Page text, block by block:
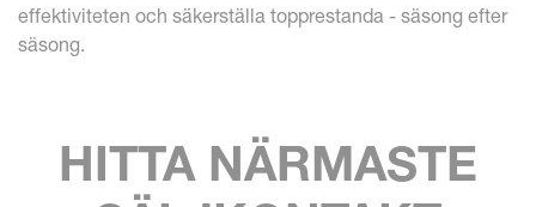
effektiviteten och säkerställa topprestanda - säsong efter
säsong.
HITTA NÄRMASTE